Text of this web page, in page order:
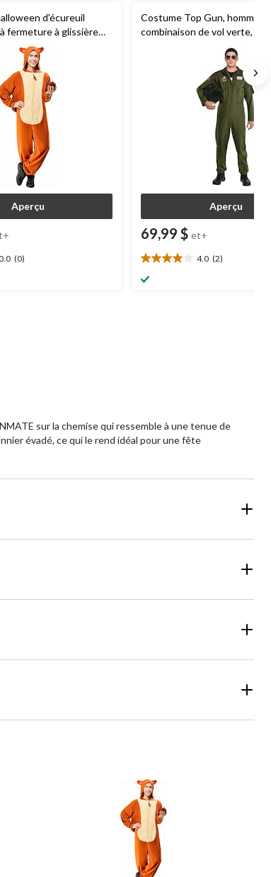
d'écureuil
fermeture à glissière
et queue, brun, adulte,
Aperçu
(0)
Costume Top Gun, hommes,
combinaison de vol verte,
Aperçu
69,99 $ et+
4.0 (2)
4.0
étoile(s)
sur la chemise qui ressemble à une tenue de
évadé, ce qui le rend idéal pour une fête